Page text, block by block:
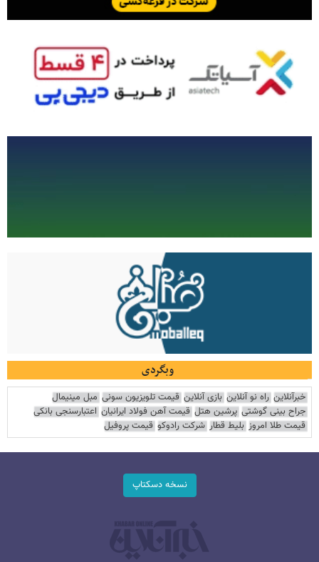
وبگردی
خبرآنلاین راه نو آنلاین بازی آنلاین قیمت تلویزیون سونی مبل مینیمال
جراح بینی گوشتی پرشین هتل قیمت آهن فولاد ایرانیان اعتبارسنجی بانکی
قیمت طلا امروز بلیط قطار شرکت رادوکو قیمت پروفیل
نسخه دسکتاپ